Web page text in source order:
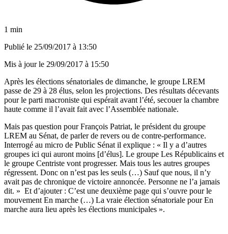
1 min
Publié le 25/09/2017 à 13:50
Mis à jour le 29/09/2017 à 15:50
Après les élections sénatoriales de dimanche, le groupe LREM
passe de 29 à 28 élus, selon les projections. Des résultats décevants
pour le parti macroniste qui espérait avant l’été, secouer la chambre
haute comme il l’avait fait avec l’Assemblée nationale.
Mais pas question pour François Patriat, le président du groupe
LREM au Sénat, de parler de revers ou de contre-performance.
Interrogé au micro de Public Sénat il explique : « Il y a d’autres
groupes ici qui auront moins [d’élus]. Le groupe Les Républicains et
le groupe Centriste vont progresser. Mais tous les autres groupes
régressent. Donc on n’est pas les seuls (…) Sauf que nous, il n’y
avait pas de chronique de victoire annoncée. Personne ne l’a jamais
dit. » Et d’ajouter : C’est une deuxième page qui s’ouvre pour le
mouvement En marche (…) La vraie élection sénatoriale pour En
marche aura lieu après les élections municipales ».